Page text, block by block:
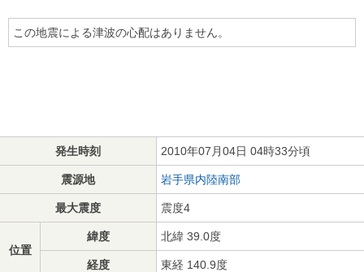
この地震による津波の心配はありません。
発生時刻 2010年07月04日 04時33分頃
震源地 岩手県内陸南部
最大震度 震度4
位置
緯度 北緯 39.0度
経度 東経 140.9度